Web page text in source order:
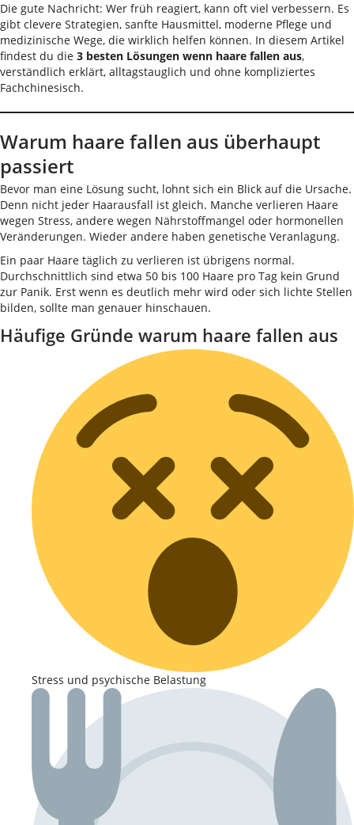
Die gute Nachricht: Wer früh reagiert, kann oft viel verbessern. Es
gibt clevere Strategien, sanfte Hausmittel, moderne Pflege und
medizinische Wege, die wirklich helfen können. In diesem Artikel
findest du die 3 besten Lösungen wenn haare fallen aus,
verständlich erklärt, alltagstauglich und ohne kompliziertes
Fachchinesisch.
Warum haare fallen aus überhaupt
passiert
Bevor man eine Lösung sucht, lohnt sich ein Blick auf die Ursache.
Denn nicht jeder Haarausfall ist gleich. Manche verlieren Haare
wegen Stress, andere wegen Nährstoffmangel oder hormonellen
Veränderungen. Wieder andere haben genetische Veranlagung.
Ein paar Haare täglich zu verlieren ist übrigens normal.
Durchschnittlich sind etwa 50 bis 100 Haare pro Tag kein Grund
zur Panik. Erst wenn es deutlich mehr wird oder sich lichte Stellen
bilden, sollte man genauer hinschauen.
Häufige Gründe warum haare fallen aus
Stress und psychische Belastung